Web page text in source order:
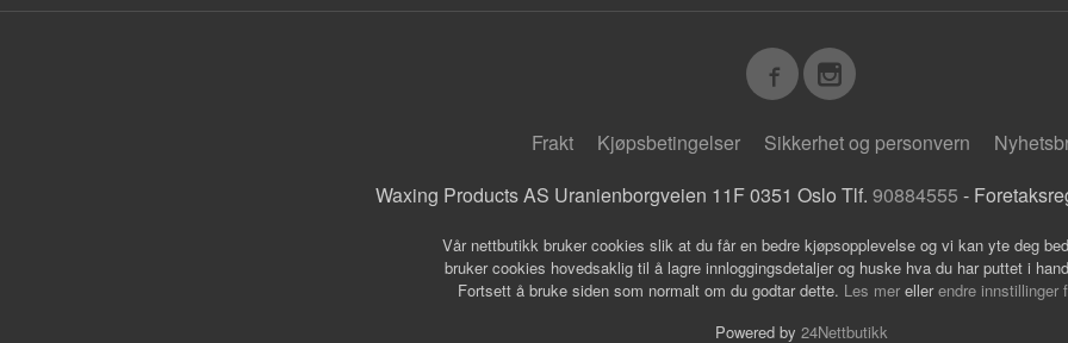
Frakt Kjøpsbetingelser Sikkerhet og personvern
Waxing Products AS Uranienborgveien 11F 0351 Oslo Tlf. 90884555 -
Vår nettbutikk bruker cookies slik at du får en bedre kjøpsopplevelse og vi kan yte deg
bruker cookies hovedsaklig til å lagre innloggingsdetaljer og huske hva du har puttet i
Fortsett å bruke siden som normalt om du godtar dette. Les mer ellerendre innstillinger
Powered by 24Nettbutikk